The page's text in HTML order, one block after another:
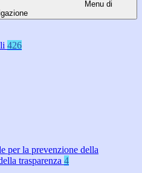
Menu di
426
per la prevenzione della
trasparenza 4